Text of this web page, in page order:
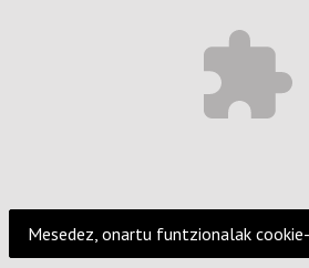
Mesedez, onartu funtzionalak